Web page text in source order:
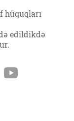
hüquqları
edildikdə